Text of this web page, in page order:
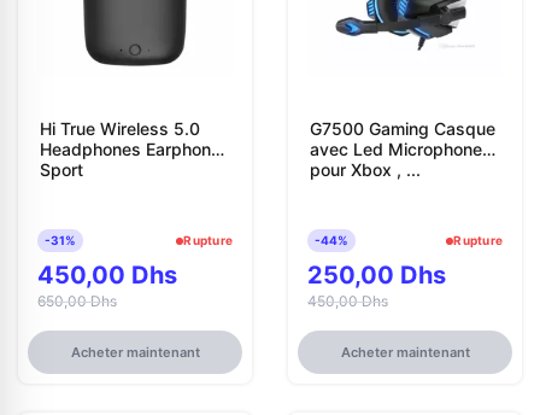
Hi True Wireless 5.0
Headphones Earphone
Sport
-31% Rupture
450,00 Dhs
650,00 Dhs
Acheter maintenant
G7500 Gaming Casque
avec Led Microphone
pour Xbox , ...
-44% Rupture
250,00 Dhs
450,00 Dhs
Acheter maintenant